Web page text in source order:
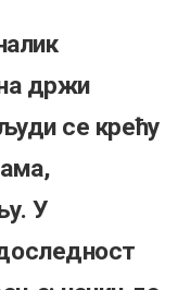
држи
се крећу
У